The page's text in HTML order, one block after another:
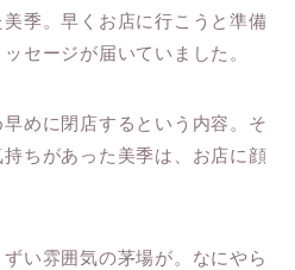
季。早くお店に行こうと準備
セージが届いていました。
めに閉店するという内容。そ
ちがあった美季は、お店に顔
い雰囲気の茅場が。なにやら